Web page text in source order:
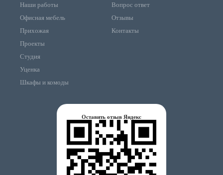
Наши работы
Офисная мебель
Прихожая
Проекты
Студия
Уценка
Шкафы и комоды
Вопрос ответ
Отзывы
Контакты
Оставить отзыв Яндекс